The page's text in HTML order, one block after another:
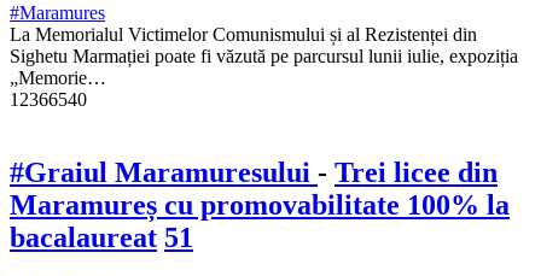
#Maramures
La Memorialul Victimelor Comunismului și al Rezistenței din
Sighetu Marmației poate fi văzută pe parcursul lunii iulie, expoziția
„Memorie…
12366540
#Graiul Maramuresului - Trei licee din
Maramureș cu promovabilitate 100% la
bacalaureat 51